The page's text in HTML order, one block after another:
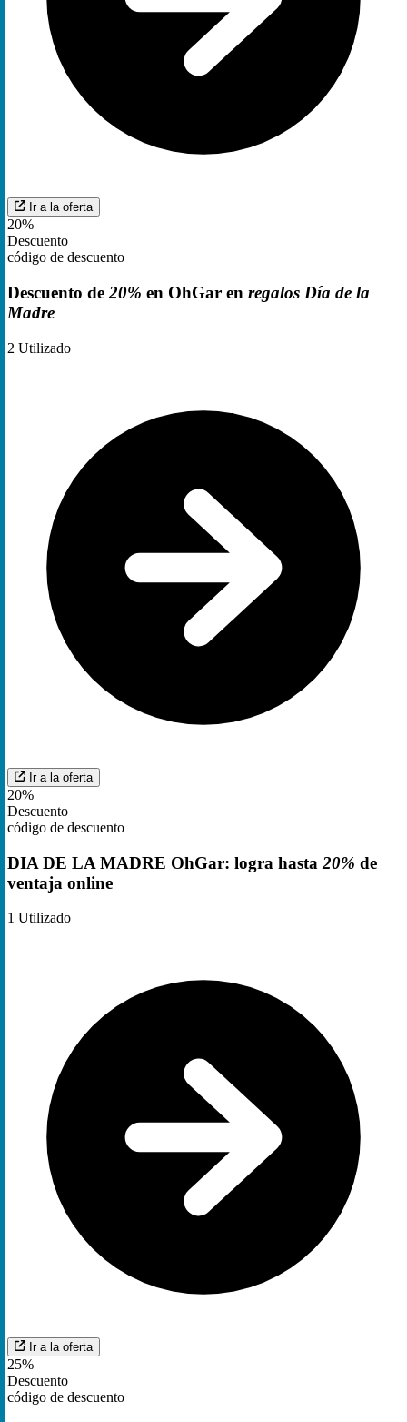
Ir a la oferta
20%
Descuento
código de descuento
Descuento de 20% en OhGar en regalos Día de la
Madre
2 Utilizado
Ir a la oferta
20%
Descuento
código de descuento
DIA DE LA MADRE OhGar: logra hasta 20% de
ventaja online
1 Utilizado
Ir a la oferta
25%
Descuento
código de descuento